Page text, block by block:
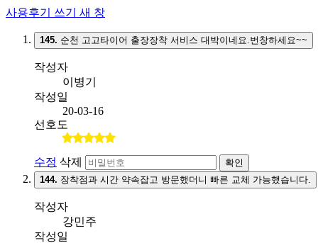
사용후기 쓰기 새 창
145. 순천 고고타이어 출장장착 서비스 대박이네요.번창하세요~~
작성자
이병기
작성일
20-03-16
선호도
수정 삭제
확인
144. 장착점과 시간 약속잡고 방문했더니 빠른 교체 가능했습니다.
작성자
강민주
작성일